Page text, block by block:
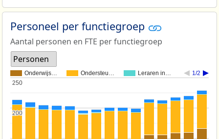
Personeel per functiegroep
Aantal personen en FTE per functiegroep
Personen
Onderwijs… Ondersteu… Leraren in… 1/2
200
200
250
250